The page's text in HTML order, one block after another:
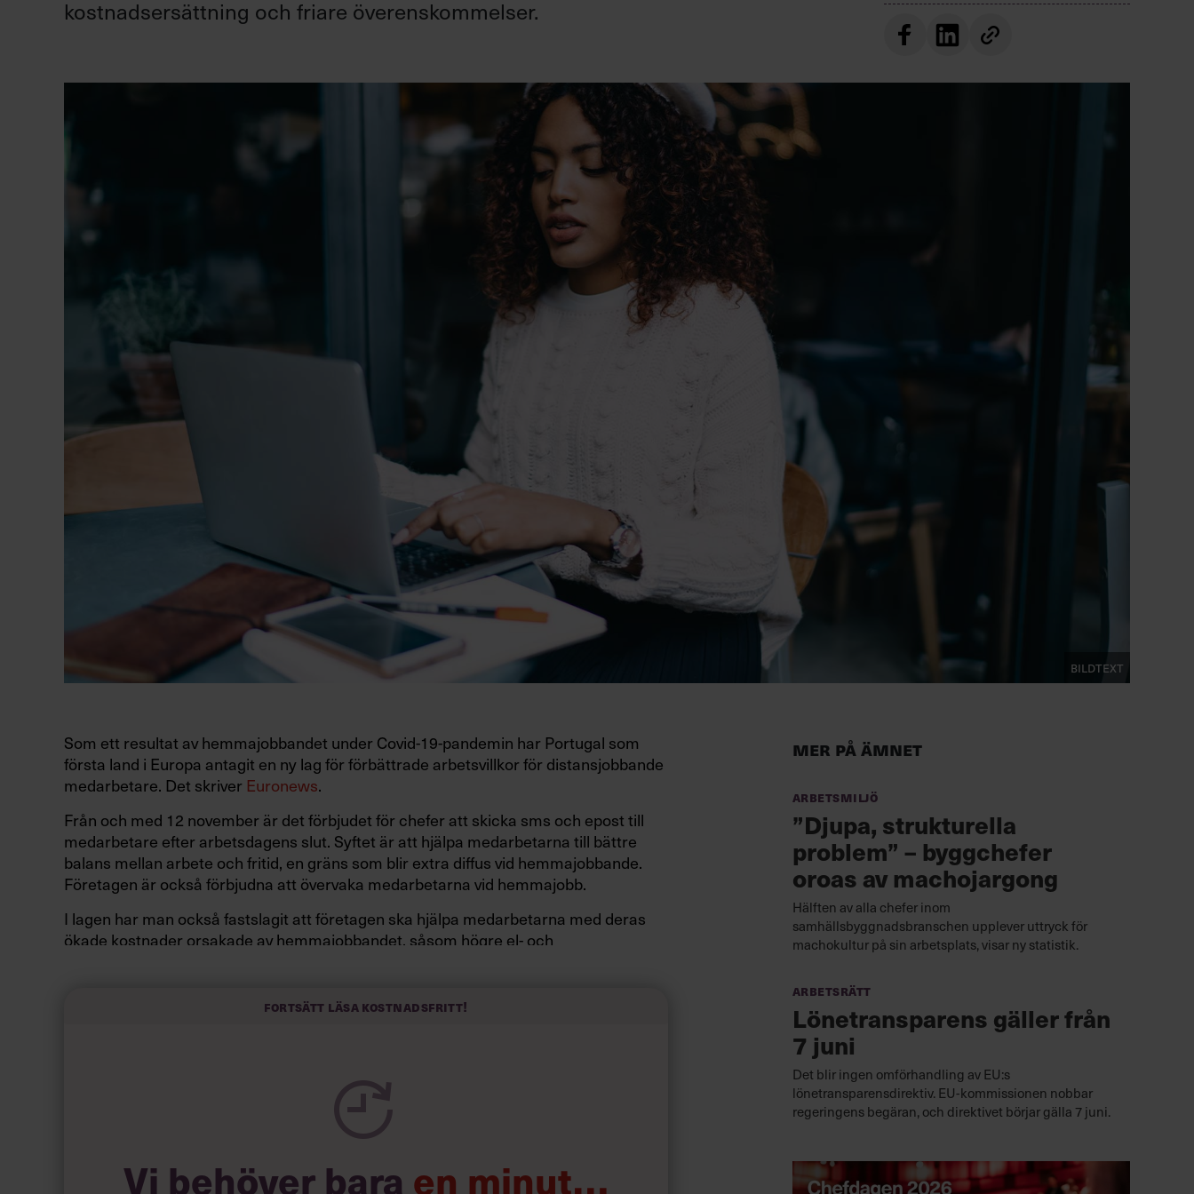
kostnadsersättning och friare överenskommelser.
Bildtext
Som ett resultat av hemmajobbandet under Covid-19-pandemin har Portugal som
första land i Europa antagit en ny lag för förbättrade arbetsvillkor för distansjobbande
medarbetare. Det skriver Euronews.
Från och med 12 november är det förbjudet för chefer att skicka sms och epost till
medarbetare efter arbetsdagens slut. Syftet är att hjälpa medarbetarna till bättre
balans mellan arbete och fritid, en gräns som blir extra diffus vid hemmajobbande.
Företagen är också förbjudna att övervaka medarbetarna vid hemmajobb.
I lagen har man också fastslagit att företagen ska hjälpa medarbetarna med deras
ökade kostnader orsakade av hemmajobbandet, såsom högre el- och
länge du inte diskriminerar)
Den nya lagen gynnar också föräldrar med barn under åtta år som får rätt att jobba
hemifrån utan att i förväg komma överens med sin chef om detta.
För att tackla
ensamhet och ökat isolering vid distansjobbande åläggs företagen dessutom att
Fortsätt läsa kostnadsfritt!
Vi behöver bara en minut…
Mer på ämnet
Arbetsmiljö
”Djupa, strukturella
problem” – byggchefer
oroas av machojargong
Hälften av alla chefer inom
samhällsbyggnadsbranschen upplever uttryck för
machokultur på sin arbetsplats, visar ny statistik.
Arbetsrätt
Lönetransparens gäller från
7 juni
Det blir ingen omförhandling av EU:s
lönetransparensdirektiv. EU-kommissionen nobbar
regeringens begäran, och direktivet börjar gälla 7 juni.